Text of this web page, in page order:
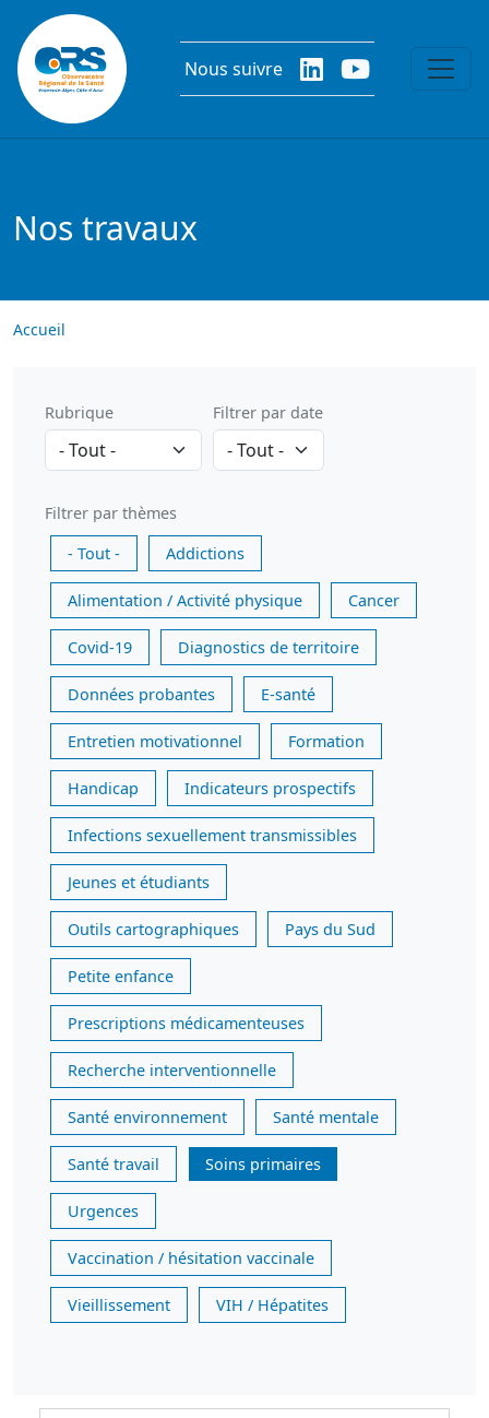
Aller au contenu principal
Nous suivre
Nos travaux
Accueil
Rubrique Filtrer par date
Filtrer par thèmes
- Tout -
Addictions
Alimentation / Activité physique Cancer
Covid-19 Diagnostics de territoire
Données probantes E-santé
Entretien motivationnel Formation
Handicap Indicateurs prospectifs
Infections sexuellement transmissibles
Jeunes et étudiants
Outils cartographiques Pays du Sud
Petite enfance
Prescriptions médicamenteuses
Recherche interventionnelle
Santé environnement Santé mentale
Santé travail Soins primaires
Urgences
Vaccination / hésitation vaccinale
Vieillissement VIH / Hépatites